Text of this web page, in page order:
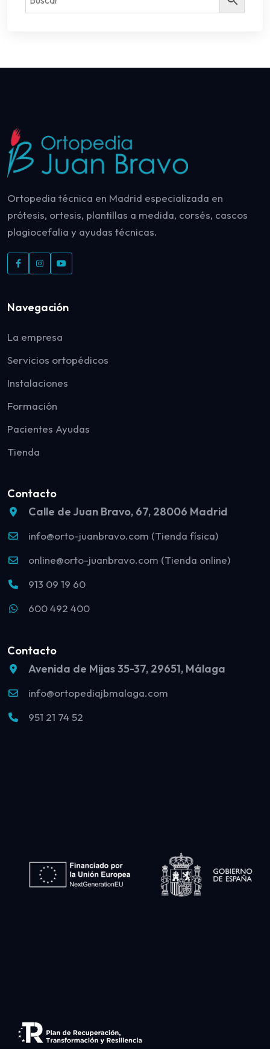
Ortopedia técnica en Madrid especializada en
prótesis, ortesis, plantillas a medida, corsés, cascos
plagiocefalia y ayudas técnicas.
Navegación
La empresa
Servicios ortopédicos
Instalaciones
Formación
Pacientes Ayudas
Tienda
Contacto
Calle de Juan Bravo, 67, 28006 Madrid
info@orto-juanbravo.com (Tienda física)
online@orto-juanbravo.com (Tienda online)
913 09 19 60
600 492 400
Contacto
Avenida de Mijas 35-37, 29651, Málaga
info@ortopediajbmalaga.com
951 21 74 52